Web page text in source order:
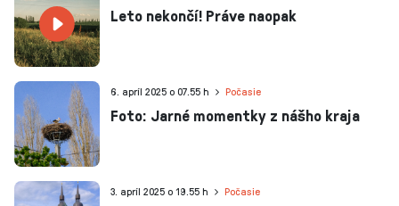
Leto nekončí! Práve naopak
Foto: Jarné momentky z nášho kraja
6. apríl 2025 o 07.55 h Počasie
3. apríl 2025 o 19.55 h Počasie